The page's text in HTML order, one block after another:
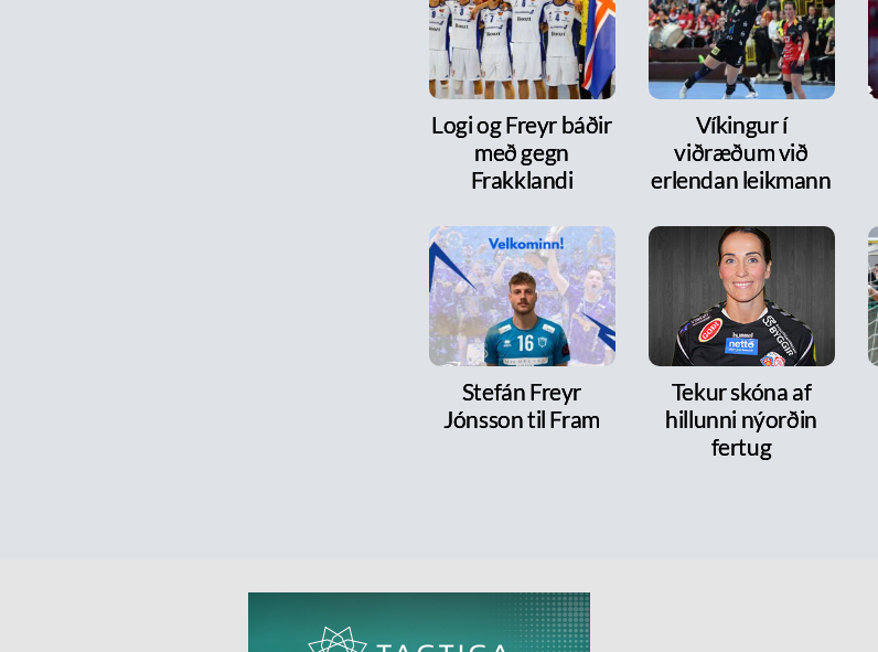
Logi og Freyr báðir
með gegn
Frakklandi
Víkingur í
viðræðum við
erlendan leikmann
Stefán Freyr
Jónsson til Fram
Tekur skóna af
hillunni nýorðin
fertug